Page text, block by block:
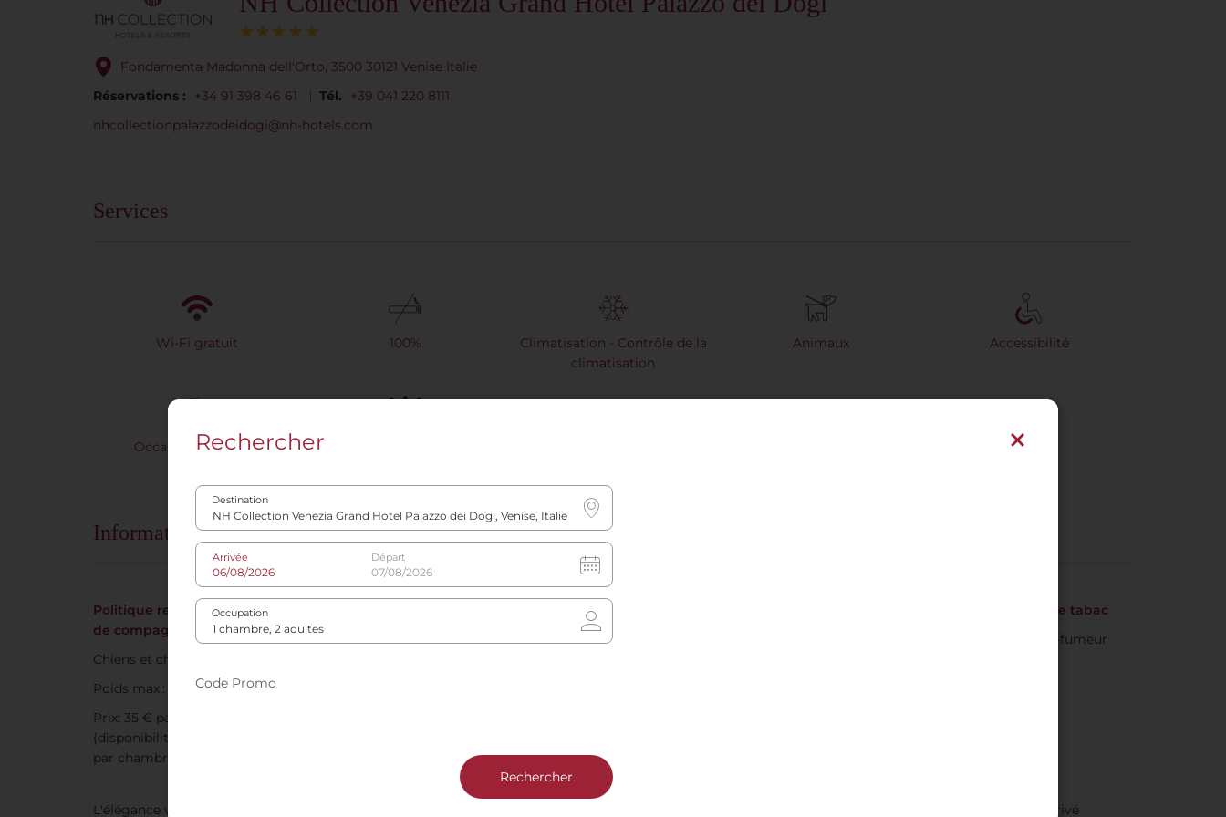
Fondamenta Madonna dell'Orto, 3500 30121 Venise Italie
Réservations :
+34 91 398 46 61 Tél.
+39 041 220 8111
nhcollectionpalazzodeidogi@nh-hotels.com
Services
Wi-Fi gratuit 100%
Climatisation - Contrôle de la
climatisation
Animaux Accessibilité
Occasions spéciales
Informations sur l'hôtel
Politique relative aux animaux
de compagnie
Chiens et chats autorisés
Poids max.: 25 kg
Prix: 35 € par nuit et par animal
(disponibilité limitée, 2 animaux
par chambre max.)
Heure d’arrivée: 15:00
Politique concernant le tabac
Hôtel entièrement non-fumeur
L'élégance vénitienne avec accès privé à la lagune : échappez à la foule dans le quartier de Cannaregio. Profitez d'un palace du XVIIe siècle, d'un jardin privé
Rechercher
Destination
Arrivée Départ
Occupation
Code Promo
Rechercher